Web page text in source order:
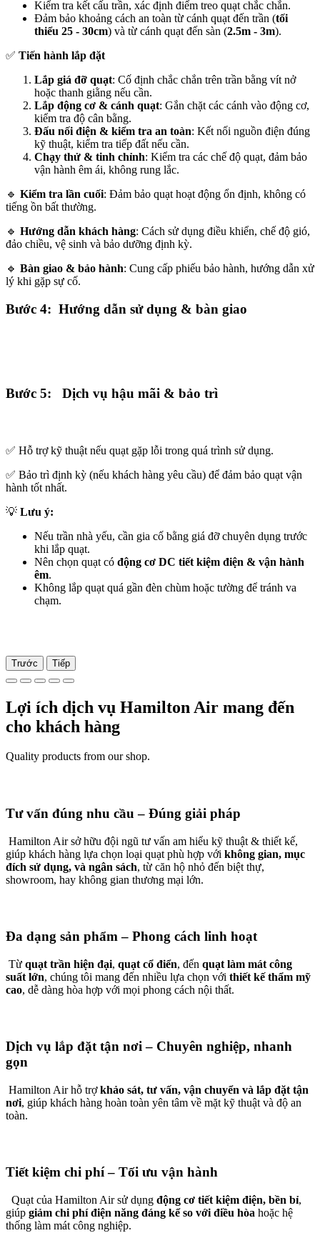
Kiểm tra kết cấu trần, xác định điểm treo quạt chắc chắn.
Đảm bảo khoảng cách an toàn từ cánh quạt đến trần (tối
thiểu 25 - 30cm) và từ cánh quạt đến sàn (2.5m - 3m).
✅ Tiến hành lắp đặt
Lắp giá đỡ quạt: Cố định chắc chắn trên trần bằng vít nở
hoặc thanh giằng nếu cần.
Lắp động cơ & cánh quạt: Gắn chặt các cánh vào động cơ,
kiểm tra độ cân bằng.
Đấu nối điện & kiểm tra an toàn: Kết nối nguồn điện đúng
kỹ thuật, kiểm tra tiếp đất nếu cần.
Chạy thử & tinh chỉnh: Kiểm tra các chế độ quạt, đảm bảo
vận hành êm ái, không rung lắc.
🔹 Kiểm tra lần cuối: Đảm bảo quạt hoạt động ổn định, không có
tiếng ồn bất thường.
🔹 Hướng dẫn khách hàng: Cách sử dụng điều khiển, chế độ gió,
đảo chiều, vệ sinh và bảo dưỡng định kỳ.
🔹 Bàn giao & bảo hành: Cung cấp phiếu bảo hành, hướng dẫn xử
lý khi gặp sự cố.
Bước 4: Hướng dẫn sử dụng & bàn giao
Bước 5: Dịch vụ hậu mãi & bảo trì
✅ Hỗ trợ kỹ thuật nếu quạt gặp lỗi trong quá trình sử dụng.
✅ Bảo trì định kỳ (nếu khách hàng yêu cầu) để đảm bảo quạt vận
hành tốt nhất.
💡 Lưu ý:
Nếu trần nhà yếu, cần gia cố bằng giá đỡ chuyên dụng trước
khi lắp quạt.
Nên chọn quạt có động cơ DC tiết kiệm điện & vận hành
êm.
Không lắp quạt quá gần đèn chùm hoặc tường để tránh va
chạm.
Trước Tiếp
Lợi ích dịch vụ Hamilton Air mang đến
cho khách hàng
Quality products from our shop.
Tư vấn đúng nhu cầu – Đúng giải pháp
Hamilton Air sở hữu đội ngũ tư vấn am hiểu kỹ thuật & thiết kế,
giúp khách hàng lựa chọn loại quạt phù hợp với không gian, mục
đích sử dụng, và ngân sách, từ căn hộ nhỏ đến biệt thự,
showroom, hay không gian thương mại lớn.
Đa dạng sản phẩm – Phong cách linh hoạt
Từ quạt trần hiện đại, quạt cổ điển, đến quạt làm mát công
suất lớn, chúng tôi mang đến nhiều lựa chọn với thiết kế thẩm mỹ
cao, dễ dàng hòa hợp với mọi phong cách nội thất.
Dịch vụ lắp đặt tận nơi – Chuyên nghiệp, nhanh
gọn
Hamilton Air hỗ trợkhảo sát, tư vấn, vận chuyển và lắp đặt tận
nơi, giúp khách hàng hoàn toàn yên tâm về mặt kỹ thuật và độ an
toàn.
Tiết kiệm chi phí – Tối ưu vận hành
Quạt của Hamilton Air sử dụng động cơ tiết kiệm điện, bền bỉ,
giúp giảm chi phí điện năng đáng kể so với điều hòa hoặc hệ
thống làm mát công nghiệp.